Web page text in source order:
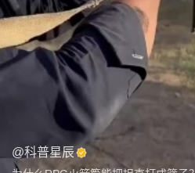
@科普星辰